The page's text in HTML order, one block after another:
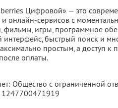
Цифровой» — это
онлайн-сервисов с
фильмы, игры, программное
быстрый поиск и
простым, а доступ к
оплаты.
Общество с ограниченной
1247700471919